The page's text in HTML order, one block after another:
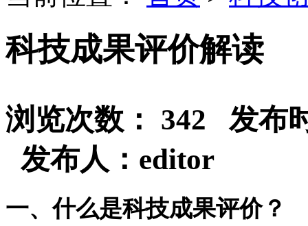
科技成果评价解读
浏览次数： 342 发布
发布人：editor
一、什么是科技成果评价？